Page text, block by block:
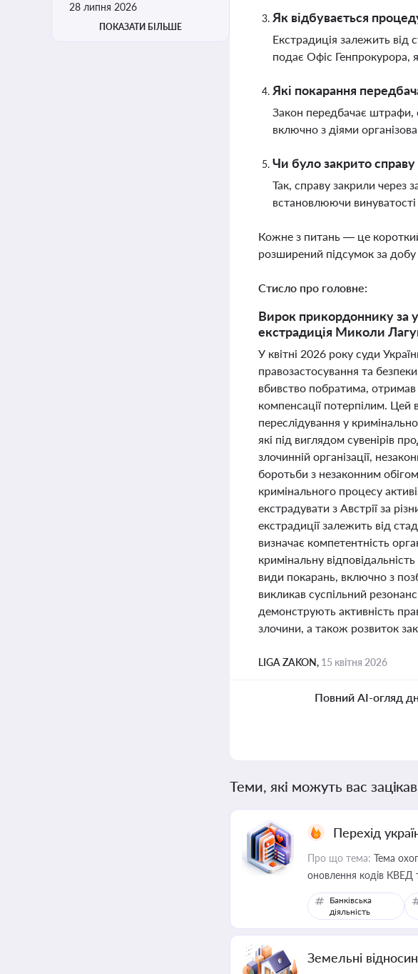
28 липня 2026
ПОКАЗАТИ БІЛЬШЕ
Як відбувається
Екстрадиція залежить від
подає Офіс Генпрокурора,
Які покарання
Закон передбачає штрафи,
включно з діями
Чи було закрито
Так, справу закрили через
встановлюючи винуватості
Кожне з питань — це
розширений підсумок за добу
Стисло про головне:
Вирок прикордоннику за
екстрадиція Миколи
У квітні 2026 року суди
правозастосування та
вбивство побратима,
компенсації потерпілим. Цей
переслідування у
які під виглядом сувенірів
злочинній організації,
боротьби з незаконним
кримінального процесу
екстрадувати з Австрії за
екстрадиції залежить від
визначає компетентність
кримінальну
види покарань, включно з
викликав суспільний
демонструють активність
злочини, а також розвиток
LIGA ZAKON, 15 квітня 2026
Повний AI-огляд
Теми, які можуть вас
Перехід
Про що тема: Тема
оновлення кодів КВЕД
Банківська
діяльність
Земельні